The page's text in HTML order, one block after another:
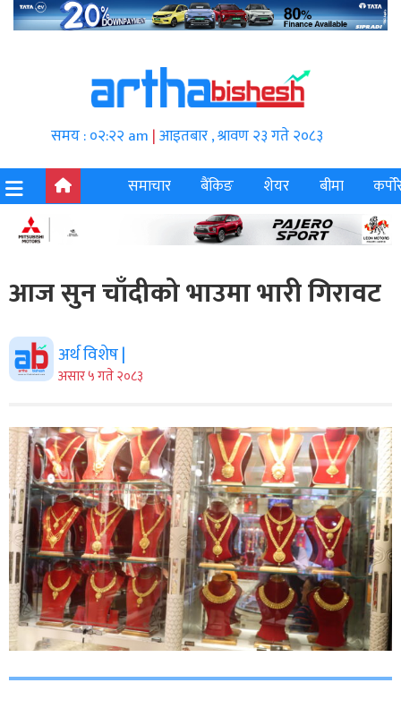
समय : ०२:२२ am |आइतबार , श्रावण २३ गते २०८३
समाचार
बैंकिङ शेयर बीमा
आज सुन चाँदीको भाउमा भारी गिरावट
अर्थ विशेष |
असार ५ गते २०८३